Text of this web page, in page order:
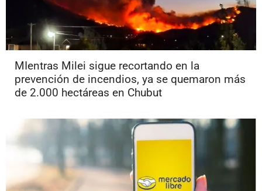
MIentras Milei sigue recortando en la
prevención de incendios, ya se quemaron más
de 2.000 hectáreas en Chubut